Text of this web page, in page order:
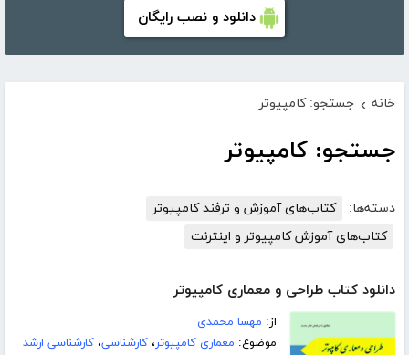
دانلود و نصب رایگان
خانه › جستجو: کامپیوتر
جستجو: کامپیوتر
دسته‌ها:
کتاب‌های آموزش و ترفند کامپیوتر
کتاب‌های آموزش کامپیوتر و اینترنت
دانلود کتاب طراحی و معماری کامپیوتر
از: مهسا محمدی
موضوع: معماری کامپیوتر،کارشناسی،کارشناسی ارشد